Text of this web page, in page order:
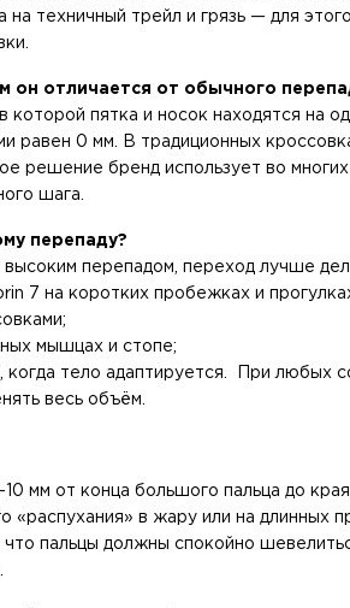
на техничный трейл и грязь — для
он отличается от обычного
пятка и носок находятся на
равен 0 мм. В традиционных
решение бренд использует во
шага.
перепаду?
перепадом, переход лучше
7 на коротких пробежках и
мышцах и стопе;
тело адаптируется. При любых
весь объём.
мм от конца большого пальца до
«распухания» в жару или на длинных
пальцы должны спокойно